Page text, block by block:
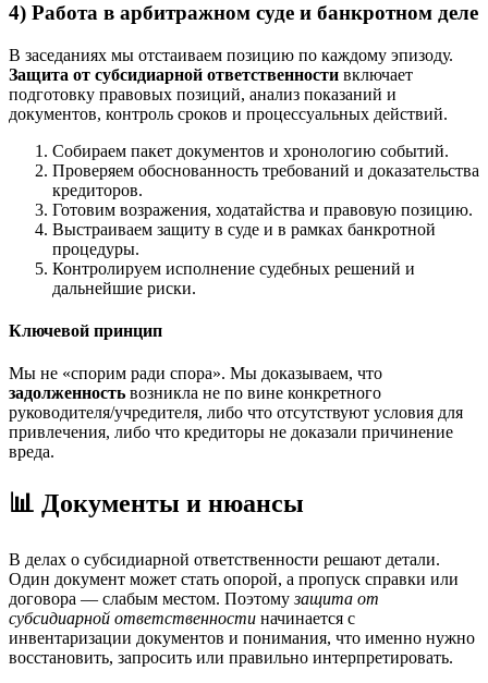
4) Работа в арбитражном суде и банкротном деле
В заседаниях мы отстаиваем позицию по каждому эпизоду.
Защита от субсидиарной ответственности включает
подготовку правовых позиций, анализ показаний и
документов, контроль сроков и процессуальных действий.
Собираем пакет документов и хронологию событий.
Проверяем обоснованность требований и доказательства
кредиторов.
Готовим возражения, ходатайства и правовую позицию.
Выстраиваем защиту в суде и в рамках банкротной
процедуры.
Контролируем исполнение судебных решений и
дальнейшие риски.
Ключевой принцип
Мы не «спорим ради спора». Мы доказываем, что
задолженность возникла не по вине конкретного
руководителя/учредителя, либо что отсутствуют условия для
привлечения, либо что кредиторы не доказали причинение
вреда.
📊 Документы и нюансы
В делах о субсидиарной ответственности решают детали.
Один документ может стать опорой, а пропуск справки или
договора — слабым местом. Поэтомузащита от
субсидиарной ответственности начинается с
инвентаризации документов и понимания, что именно нужно
восстановить, запросить или правильно интерпретировать.